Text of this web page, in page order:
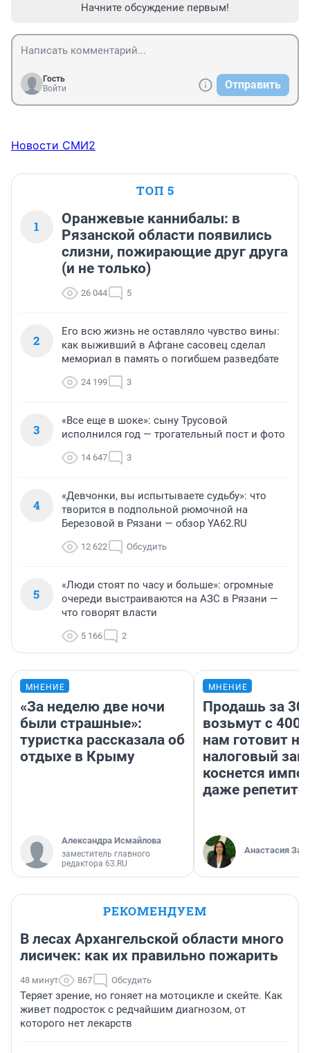
Начните обсуждение первым!
Гость
Войти
Отправить
Новости СМИ2
ТОП 5
1
Оранжевые каннибалы: в
Рязанской области появились
слизни, пожирающие друг друга
(и не только)
26 044 5
2
Его всю жизнь не оставляло чувство вины:
как выживший в Афгане сасовец сделал
мемориал в память о погибшем разведбате
24 199 3
3
«Все еще в шоке»: сыну Трусовой
исполнился год — трогательный пост и фото
14 647 3
4
«Девчонки, вы испытываете судьбу»: что
творится в подпольной рюмочной на
Березовой в Рязани — обзор YA62.RU
12 622 Обсудить
5
«Люди стоят по часу и больше»: огромные
очереди выстраиваются на АЗС в Рязани —
что говорят власти
5 166 2
МНЕНИЕ
«За неделю две ночи
были страшные»:
туристка рассказала об
отдыхе в Крыму
Александра Исмайлова
заместитель главного
редактора 63.RU
МНЕНИЕ
Продашь за
возьмут с
нам готовит
налоговый
коснется
даже
Анастасия
РЕКОМЕНДУЕМ
В лесах Архангельской области много
лисичек: как их правильно пожарить
48 минут 867 Обсудить
Теряет зрение, но гоняет на мотоцикле и скейте. Как
живет подросток с редчайшим диагнозом, от
которого нет лекарств